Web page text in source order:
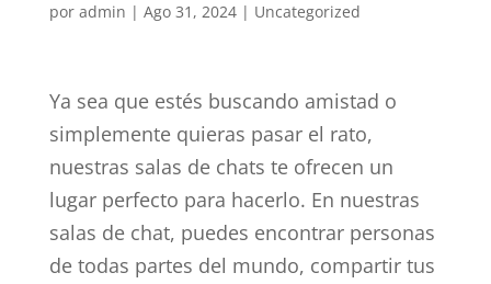
por admin | Ago 31, 2024| Uncategorized
Ya sea que estés buscando amistad o
simplemente quieras pasar el rato,
nuestras salas de chats te ofrecen un
lugar perfecto para hacerlo. En nuestras
salas de chat, puedes encontrar personas
de todas partes del mundo, compartir tus